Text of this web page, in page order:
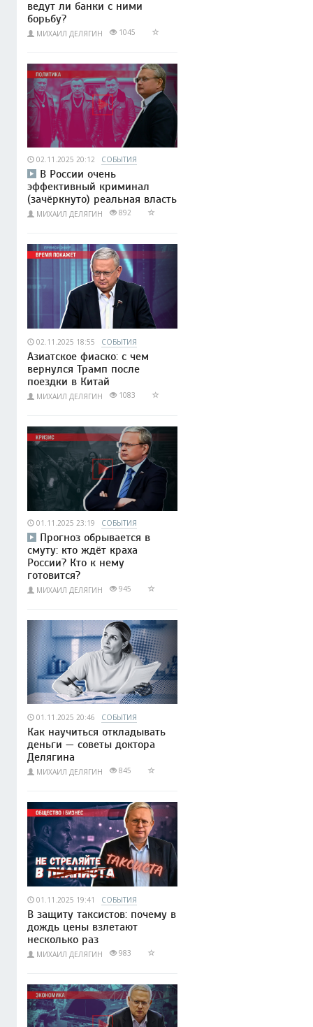
ведут ли банки с ними
борьбу?
МИХАИЛ ДЕЛЯГИН 1045
02.11.2025 20:12 СОБЫТИЯ
В России очень
эффективный криминал
(зачёркнуто) реальная власть
МИХАИЛ ДЕЛЯГИН 892
02.11.2025 18:55 СОБЫТИЯ
Азиатское фиаско: с чем
вернулся Трамп после
поездки в Китай
МИХАИЛ ДЕЛЯГИН 1083
01.11.2025 23:19 СОБЫТИЯ
Прогноз обрывается в
смуту: кто ждёт краха
России? Кто к нему
готовится?
МИХАИЛ ДЕЛЯГИН 945
01.11.2025 20:46 СОБЫТИЯ
Как научиться откладывать
деньги — советы доктора
Делягина
МИХАИЛ ДЕЛЯГИН 845
01.11.2025 19:41 СОБЫТИЯ
В защиту таксистов: почему в
дождь цены взлетают
несколько раз
МИХАИЛ ДЕЛЯГИН 983